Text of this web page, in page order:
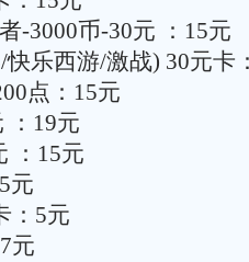
-3000币-30元 ：15元
乐西游/激战) 30元卡
点：15元
：19元
：15元
元
：5元
元